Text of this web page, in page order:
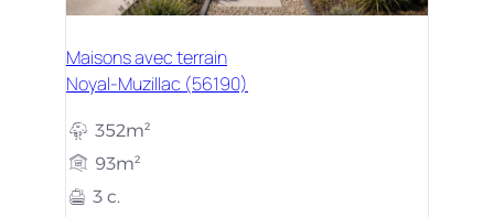
Maisons avec terrain
Noyal-Muzillac (56190)
352m²
93m²
3 c.